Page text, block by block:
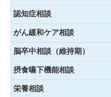
認知症相談
がん緩和ケア相談
脳卒中相談（維持期）
摂食嚥下機能相談
栄養相談